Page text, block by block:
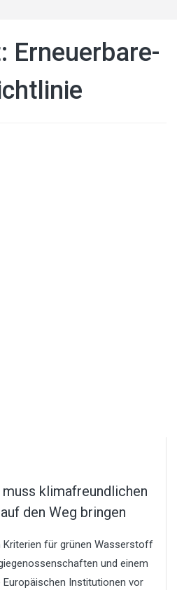
Erneuerbare-
klimafreundlichen
den Weg bringen
Kriterien für grünen Wasserstoff
und einem
Institutionen vor